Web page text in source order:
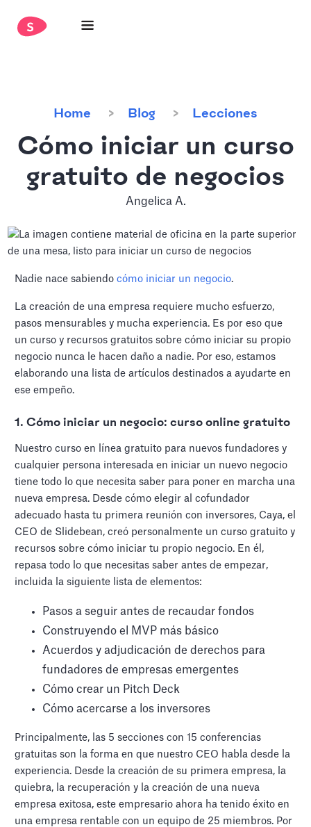
Home Blog Lecciones
Cómo iniciar un curso
gratuito de negocios
Angelica A.
Nadie nace sabiendocómo iniciar un negocio.
La creación de una empresa requiere mucho esfuerzo,
pasos mensurables y mucha experiencia. Es por eso que
un curso y recursos gratuitos sobre cómo iniciar su propio
negocio nunca le hacen daño a nadie. Por eso, estamos
elaborando una lista de artículos destinados a ayudarte en
ese empeño.
1. Cómo iniciar un negocio: curso online gratuito
Nuestro curso en línea gratuito para nuevos fundadores y
cualquier persona interesada en iniciar un nuevo negocio
tiene todo lo que necesita saber para poner en marcha una
nueva empresa. Desde cómo elegir al cofundador
adecuado hasta tu primera reunión con inversores, Caya, el
CEO de Slidebean, creó personalmente un curso gratuito y
recursos sobre cómo iniciar tu propio negocio. En él,
repasa todo lo que necesitas saber antes de empezar,
incluida la siguiente lista de elementos:
Pasos a seguir antes de recaudar fondos
Construyendo el MVP más básico
Acuerdos y adjudicación de derechos para
fundadores de empresas emergentes
Cómo crear un Pitch Deck
Cómo acercarse a los inversores
Principalmente, las 5 secciones con 15 conferencias
gratuitas son la forma en que nuestro CEO habla desde la
experiencia. Desde la creación de su primera empresa, la
quiebra, la recuperación y la creación de una nueva
empresa exitosa, este empresario ahora ha tenido éxito en
una empresa rentable con un equipo de 25 miembros. Por